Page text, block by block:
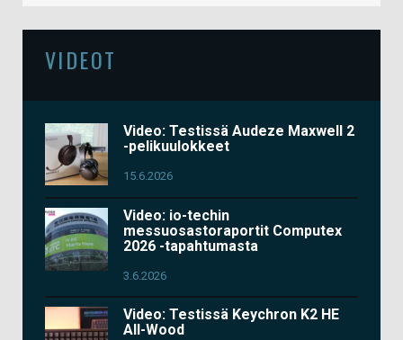
VIDEOT
Video: Testissä Audeze Maxwell 2
-pelikuulokkeet
15.6.2026
Video: io-techin
messuosastoraportit Computex
2026 -tapahtumasta
3.6.2026
Video: Testissä Keychron K2 HE
All-Wood